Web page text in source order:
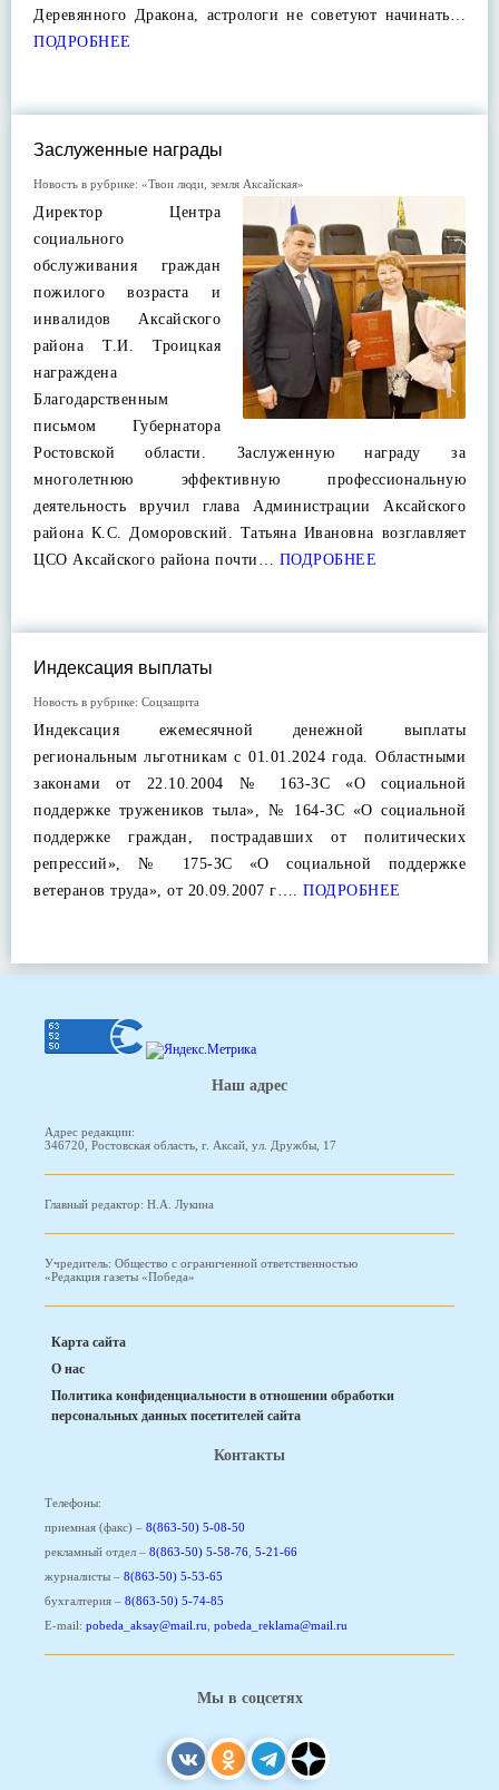
Деревянного Дракона, астрологи не советуют начинать…
ПОДРОБНЕЕ
Заслуженные награды
Новость в рубрике: «Твои люди, земля Аксайская»
Директор Центра
социального
обслуживания граждан
пожилого возраста и
инвалидов Аксайского
района Т.И. Троицкая
награждена
Благодарственным
письмом Губернатора
Ростовской области. Заслуженную награду за
многолетнюю эффективную профессиональную
деятельность вручил глава Администрации Аксайского
района К.С. Доморовский. Татьяна Ивановна возглавляет
ЦСО Аксайского района почти… ПОДРОБНЕЕ
Индексация выплаты
Новость в рубрике: Соцзащита
Индексация ежемесячной денежной выплаты
региональным льготникам с 01.01.2024 года. Областными
законами от 22.10.2004 № 163-ЗС «О социальной
поддержке тружеников тыла», № 164-ЗС «О социальной
поддержке граждан, пострадавших от политических
репрессий», № 175-ЗС «О социальной поддержке
ветеранов труда», от 20.09.2007 г…. ПОДРОБНЕЕ
Наш адрес
Адрес редакции:
346720, Ростовская область, г. Аксай, ул. Дружбы, 17
Главный редактор: Н.А. Лукина
Учредитель: Общество с ограниченной ответственностью
«Редакция газеты «Победа»
Карта сайта
О нас
Политика конфиденциальности в отношении обработки
персональных данных посетителей сайта
Контакты
Телефоны:
приемная (факс) – 8(863-50) 5-08-50
рекламный отдел – 8(863-50) 5-58-76 5-21-66
журналисты – 8(863-50) 5-53-65
бухгалтерия – 8(863-50) 5-74-85
E-mail: pobeda_aksay@mail.ru pobeda_reklama@mail.ru
Мы в соцсетях